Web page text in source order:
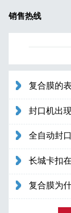
销售热线
复合膜的
封口机出
长城卡扣